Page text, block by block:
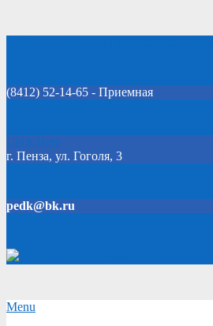
(8412) 52-14-65 - Приемная
Click Here
г. Пенза, ул. Гоголя, 3
pedk@bk.ru
Secondary
Menu